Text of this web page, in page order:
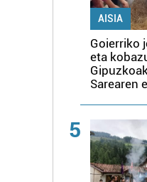
AISIA
Goierriko
eta
Sarearen
5